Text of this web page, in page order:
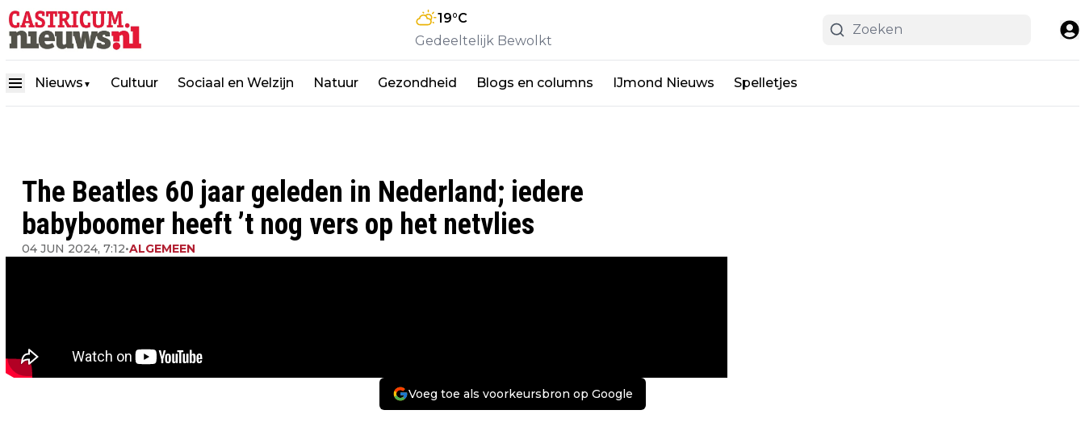
19°C
Gedeeltelijk Bewolkt
Nieuws ▼ Cultuur Sociaal en Welzijn Natuur Gezondheid Blogs en columns IJmond Nieuws Spelletjes
The Beatles 60 jaar geleden in Nederland; iedere
babyboomer heeft ’t nog vers op het netvlies
04 JUN 2024, 7:12•ALGEMEEN
Voeg toe als voorkeursbron op Google